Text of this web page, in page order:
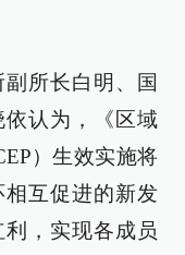
所长白明、国
认为，《区域
）生效实施将
互促进的新发
，实现各成员